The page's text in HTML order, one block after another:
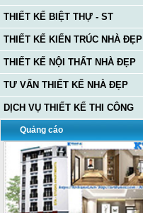
THIẾT KẾ BIỆT THỰ - ST
THIẾT KẾ KIẾN TRÚC NHÀ ĐẸP
THIẾT KẾ NỘI THẤT NHÀ ĐẸP
TƯ VẤN THIẾT KẾ NHÀ ĐẸP
DỊCH VỤ THIẾT KẾ THI CÔNG
Quảng cáo